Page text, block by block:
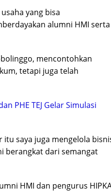
yang bisa
alumni HMI serta
mencontohkan
tetapi juga telah
PHE TEJ Gelar Simulasi
itu saya juga mengelola
berangkat dari semangat
HMI dan pengurus